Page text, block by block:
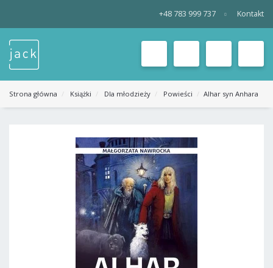
+48 783 999 737 Kontakt
KATEGORIE
MENU
Strona główna Książki Dla młodzieży Powieści Alhar syn Anhara